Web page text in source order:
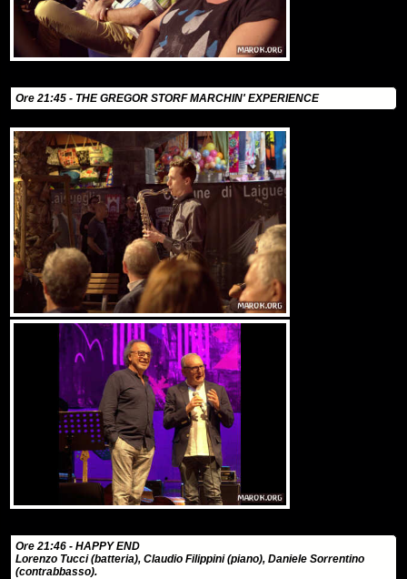
Ore 21:45 - THE GREGOR STORF MARCHIN' EXPERIENCE
Ore 21:46 - HAPPY END
Lorenzo Tucci (batteria), Claudio Filippini (piano), Daniele Sorrentino
(contrabbasso).